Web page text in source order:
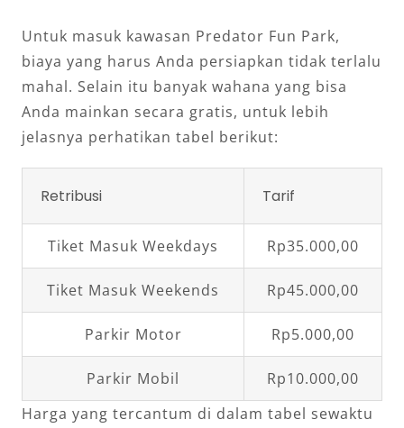
Untuk masuk kawasan Predator Fun Park,
biaya yang harus Anda persiapkan tidak terlalu
mahal. Selain itu banyak wahana yang bisa
Anda mainkan secara gratis, untuk lebih
jelasnya perhatikan tabel berikut:
Retribusi Tarif
Tiket Masuk Weekdays Rp35.000,00
Tiket Masuk Weekends Rp45.000,00
Parkir Motor Rp5.000,00
Parkir Mobil
Rp10.000,00
Harga yang tercantum di dalam tabel sewaktu